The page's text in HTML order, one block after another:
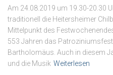
Am 24.08.2019 um 19.30-20.30
traditionell die Heitersheimer
Mittelpunkt des
553 Jahren das
Bartholomäus. Auch in diesem
und die Musik Weiterlesen